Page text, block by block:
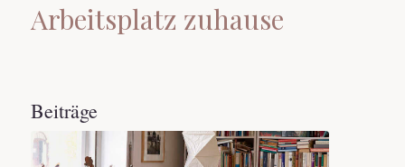
Arbeitsplatz zuhause
Beiträge